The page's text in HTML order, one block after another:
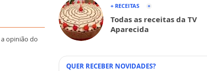
opinião do
+ RECEITAS
Todas as receitas da TV
Aparecida
QUER RECEBER NOVIDADES?